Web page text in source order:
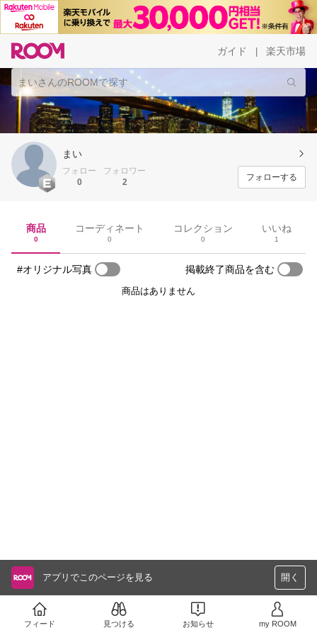
ガイド 楽天市場
まい
フォロー
0
フォロワー
2
フォローする
商品
0
コーディネート
0
コレクション
0
いいね
1
#オリジナル写真 掲載終了商品を含む
商品はありません
アプリでこのページを見る 開く
フィード 見つける お知らせ my ROOM